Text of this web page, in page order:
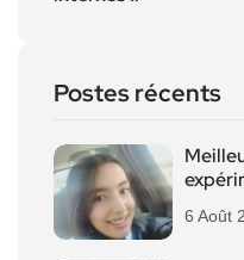
Postes récents
6 Août